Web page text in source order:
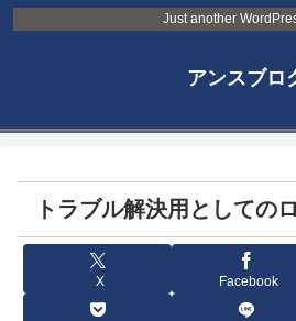
Just another
アンスブロ
トラブル解決用としての
X Facebook